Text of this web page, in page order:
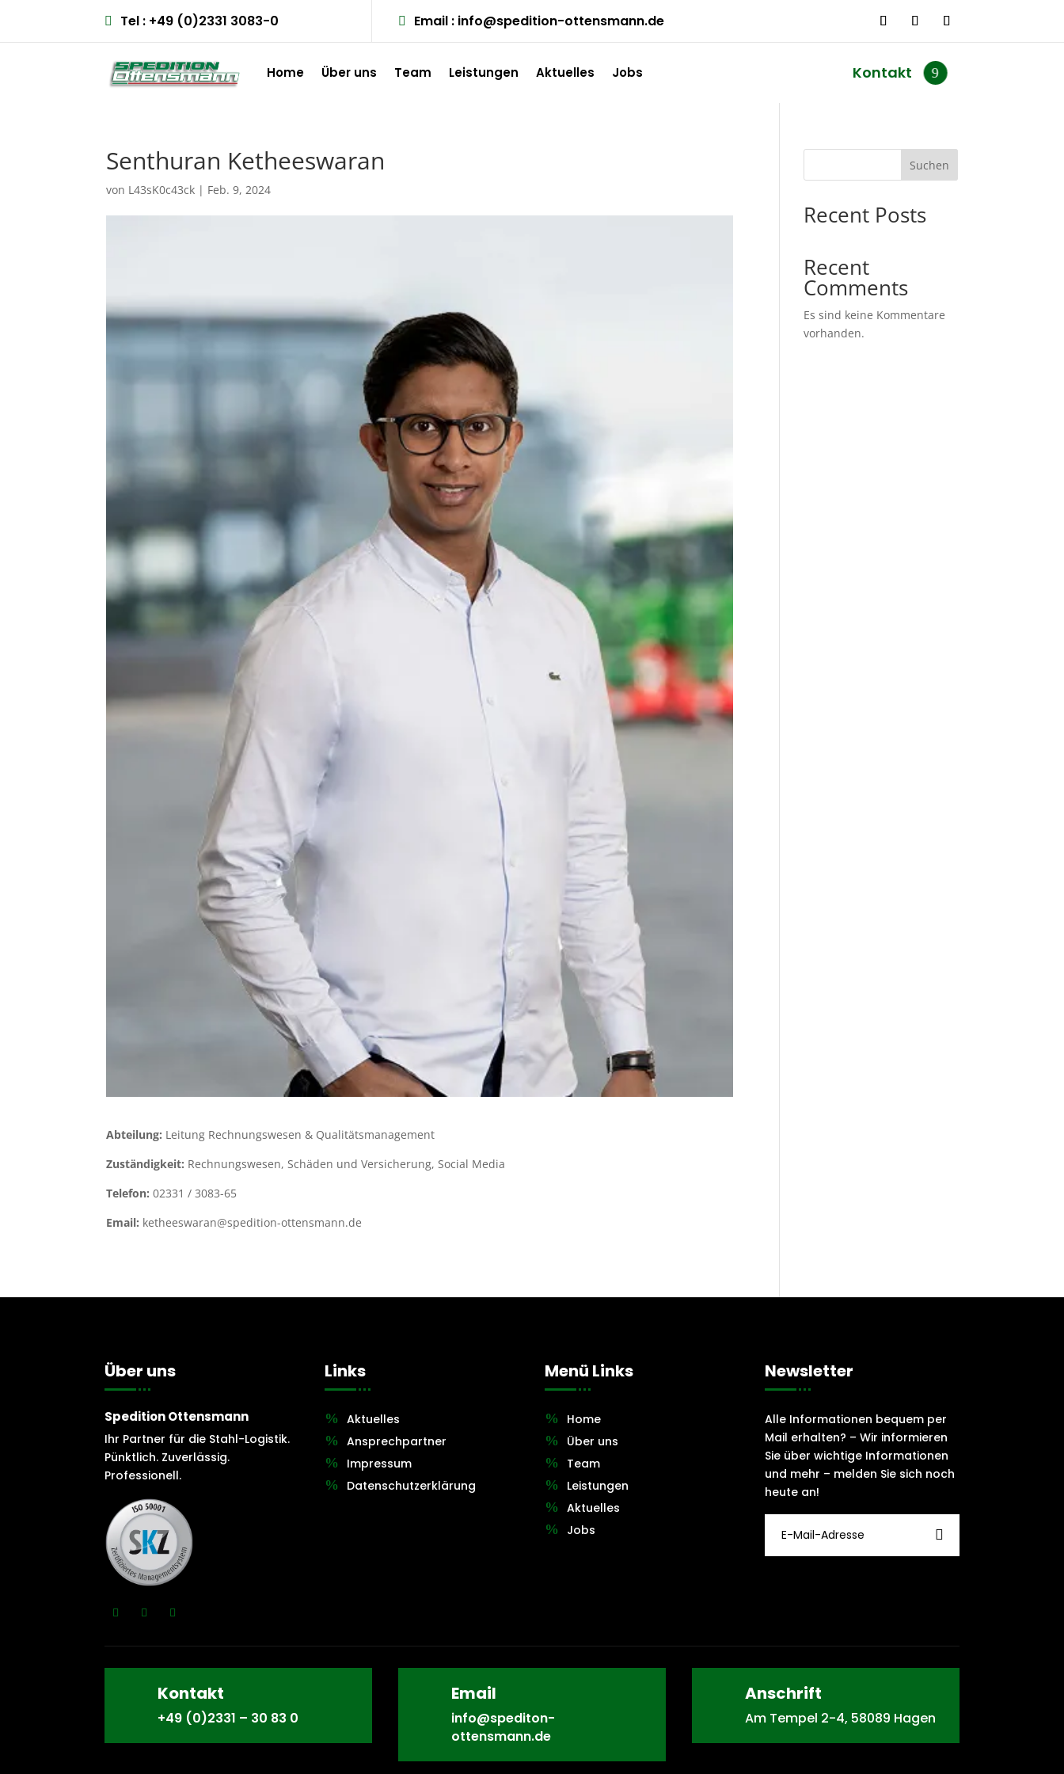
Tel : +49 (0)2331 3083-0 Email : info@spedition-ottensmann.de
Home Über uns Team Leistungen Aktuelles Jobs Kontakt
Senthuran Ketheeswaran
von L43sK0c43ck | Feb. 9, 2024
Abteilung: Leitung Rechnungswesen & Qualitätsmanagement
Zuständigkeit: Rechnungswesen, Schäden und Versicherung, Social Media
Telefon:02331 / 3083-65
Email: ketheeswaran@spedition-ottensmann.de
Suchen
Recent Posts
Recent
Comments
Es sind keine Kommentare
vorhanden.
Über uns
Spedition Ottensmann
Ihr Partner für die Stahl-Logistik.
Pünktlich. Zuverlässig.
Professionell.
Links
Aktuelles
Ansprechpartner
Impressum
Datenschutzerklärung
Menü Links
Home
Über uns
Team
Leistungen
Aktuelles
Jobs
Newsletter
Alle Informationen bequem per
Mail erhalten? – Wir informieren
Sie über wichtige Informationen
und mehr – melden Sie sich noch
heute an!
Kontakt
+49 (0)2331 – 30 83 0
Email
info@spediton-
ottensmann.de
Anschrift
Am Tempel 2-4, 58089 Hagen